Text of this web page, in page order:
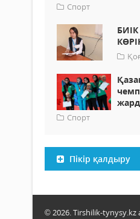
Спорт
Спорт
Пікір қалдыру
© 2026. Tirshilik-tynysy.kz